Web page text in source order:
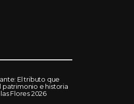
El tributo que
patrimonio e historia
Flores 2026